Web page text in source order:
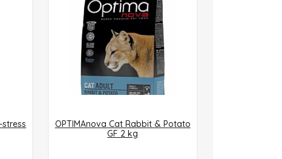
OPTIMAnova Cat Rabbit & Potato
GF 2 kg